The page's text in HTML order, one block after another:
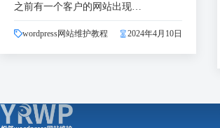
之前有一个客户的网站出现…
wordpress网站维护教程 2024年4月10日